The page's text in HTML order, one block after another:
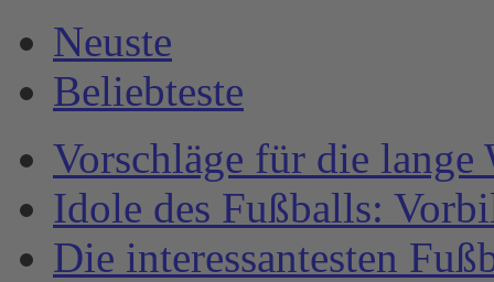
Neuste
Beliebteste
Vorschläge für die lange
Idole des Fußballs:
Die interessantesten